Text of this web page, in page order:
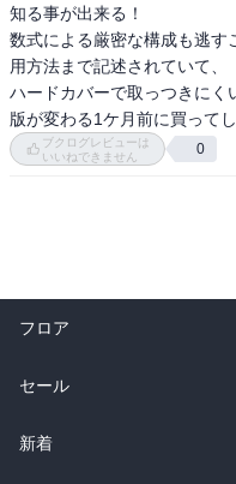
知る事が出来る！
数式による厳密な構成も逃す
用方法まで記述されていて、
ハードカバーで取っつきにく
版が変わる1ケ月前に買って
ブクログレビューは
いいねできません
0
フロア
総合
ラノベ
セール
総合
新着